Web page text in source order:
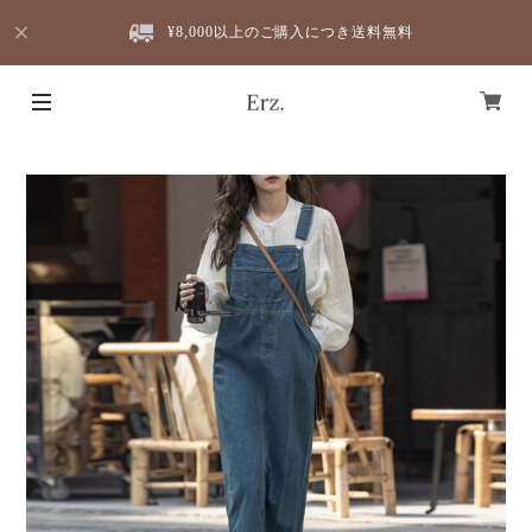
¥8,000以上のご購入につき送料無料